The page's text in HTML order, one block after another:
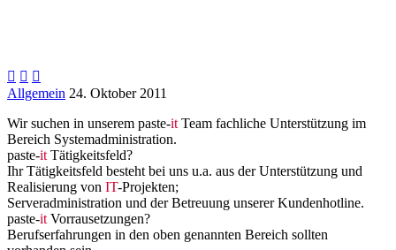
  
Allgemein 24. Oktober 2011
Wir suchen in unserem paste-it Team fachliche Unterstützung im
Bereich Systemadministration.
paste-it Tätigkeitsfeld?
Ihr Tätigkeitsfeld besteht bei uns u.a. aus der Unterstützung und
Realisierung von IT-Projekten;
Serveradministration und der Betreuung unserer Kundenhotline.
paste-it Vorrausetzungen?
Berufserfahrungen in den oben genannten Bereich sollten